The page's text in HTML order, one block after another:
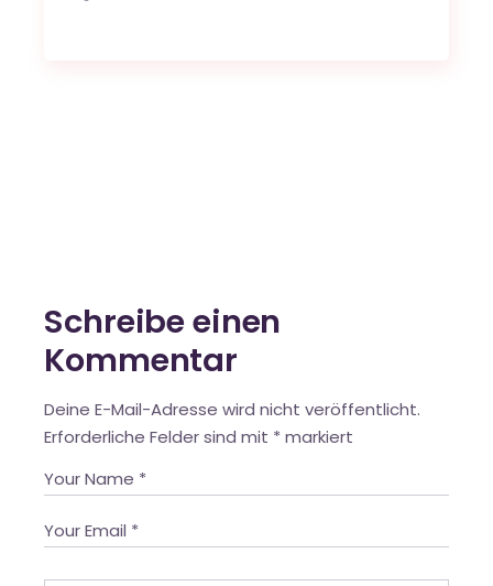
Schreibe einen
Kommentar
Deine E-Mail-Adresse wird nicht veröffentlicht.
Erforderliche Felder sind mit * markiert